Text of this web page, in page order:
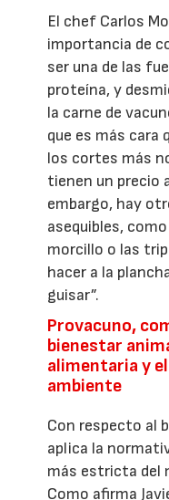
El chef Carlos
importancia de
ser una de las
proteína, y
la carne de
que es más cara
los cortes más
tienen un precio
embargo, hay
asequibles,
morcillo o las
hacer a la
guisar”.
Provacuno,
bienestar
alimentaria y
ambiente
Con respecto al
aplica la
más estricta del
Como afirma